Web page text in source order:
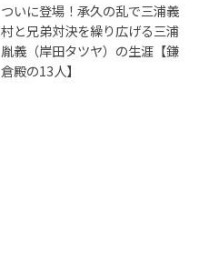
ついに登場！承久の乱で三浦義
村と兄弟対決を繰り広げる三浦
胤義（岸田タツヤ）の生涯【鎌
倉殿の13人】